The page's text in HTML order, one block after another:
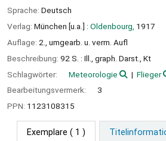
Sprache: Deutsch
Verlag: München [u.a.] : Oldenbourg, 1917
Auflage: 2., umgearb. u. verm. Aufl
Beschreibung: 92 S. : Ill., graph. Darst., Kt
Schlagwörter:
Meteorologie
Flieger
Bearbeitungsvermerk:
3
PPN: 1123108315
Exemplare ( 1 )